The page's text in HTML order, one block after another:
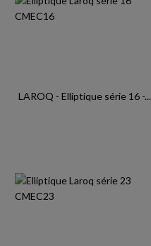
LAROQ - Elliptique série 16 -...